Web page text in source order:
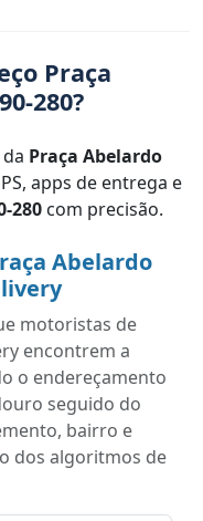
Praça
280?
Praça Abelardo
apps de entrega e
280 com precisão.
Abelardo
motoristas de
encontrem a
o endereçamento
seguido do
bairro e
dos algoritmos de